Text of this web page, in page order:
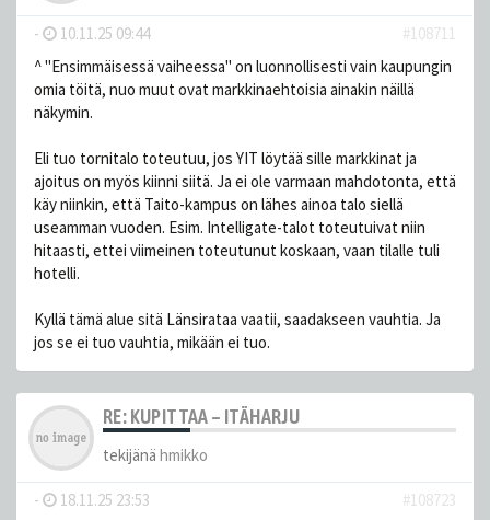
- 10.11.25 09:44
#108711
^ "Ensimmäisessä vaiheessa" on luonnollisesti vain kaupungin
omia töitä, nuo muut ovat markkinaehtoisia ainakin näillä
näkymin.
Eli tuo tornitalo toteutuu, jos YIT löytää sille markkinat ja
ajoitus on myös kiinni siitä. Ja ei ole varmaan mahdotonta, että
käy niinkin, että Taito-kampus on lähes ainoa talo siellä
useamman vuoden. Esim. Intelligate-talot toteutuivat niin
hitaasti, ettei viimeinen toteutunut koskaan, vaan tilalle tuli
hotelli.
Kyllä tämä alue sitä Länsirataa vaatii, saadakseen vauhtia. Ja
jos se ei tuo vauhtia, mikään ei tuo.
RE: KUPITTAA – ITÄHARJU
tekijänä hmikko
- 18.11.25 23:53
#108723